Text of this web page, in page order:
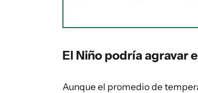
El Niño podría agravar
Aunque el promedio de